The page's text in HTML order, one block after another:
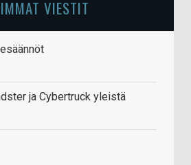
VIESTIT
ja Cybertruck yleistä